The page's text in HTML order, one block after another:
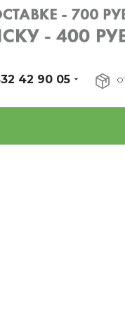
42 90 05